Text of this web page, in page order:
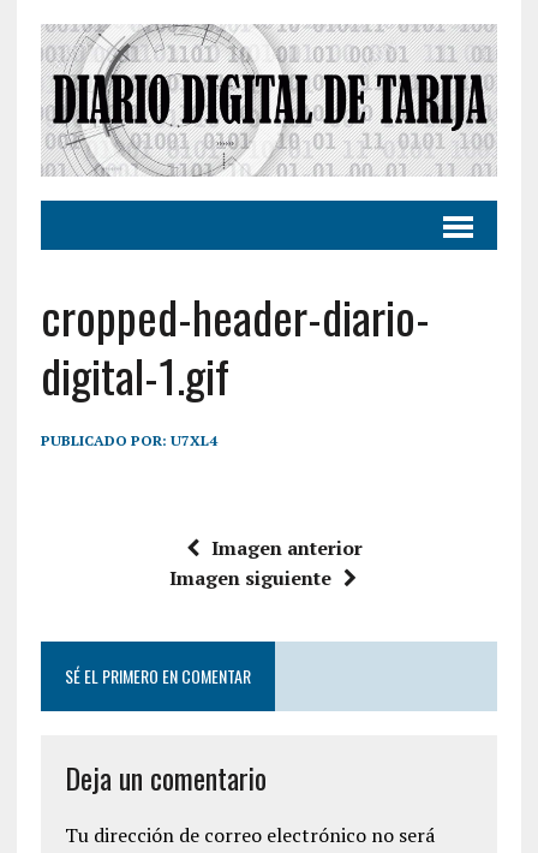
cropped-header-diario-
digital-1.gif
PUBLICADO POR: U7XL4
Imagen anterior
Imagen siguiente
SÉ EL PRIMERO EN COMENTAR
Deja un comentario
Tu dirección de correo electrónico no será